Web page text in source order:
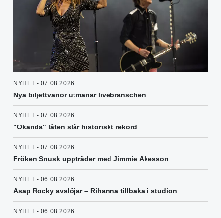
NYHET - 07.08.2026
Nya biljettvanor utmanar livebranschen
NYHET - 07.08.2026
"Okända" låten slår historiskt rekord
NYHET - 07.08.2026
Fröken Snusk uppträder med Jimmie Åkesson
NYHET - 06.08.2026
Asap Rocky avslöjar – Rihanna tillbaka i studion
NYHET - 06.08.2026